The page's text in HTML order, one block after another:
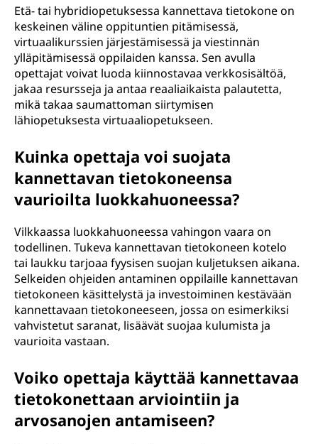
Etä- tai hybridiopetuksessa kannettava tietokone on
keskeinen väline oppituntien pitämisessä,
virtuaalikurssien järjestämisessä ja viestinnän
ylläpitämisessä oppilaiden kanssa. Sen avulla
opettajat voivat luoda kiinnostavaa verkkosisältöä,
jakaa resursseja ja antaa reaaliaikaista palautetta,
mikä takaa saumattoman siirtymisen
lähiopetuksesta virtuaaliopetukseen.
Kuinka opettaja voi suojata
kannettavan tietokoneensa
vaurioilta luokkahuoneessa?
Vilkkaassa luokkahuoneessa vahingon vaara on
todellinen. Tukeva kannettavan tietokoneen kotelo
tai laukku tarjoaa fyysisen suojan kuljetuksen aikana.
Selkeiden ohjeiden antaminen oppilaille kannettavan
tietokoneen käsittelystä ja investoiminen kestävään
kannettavaan tietokoneeseen, jossa on esimerkiksi
vahvistetut saranat, lisäävät suojaa kulumista ja
vaurioita vastaan.
Voiko opettaja käyttää kannettavaa
tietokonettaan arviointiin ja
arvosanojen antamiseen?